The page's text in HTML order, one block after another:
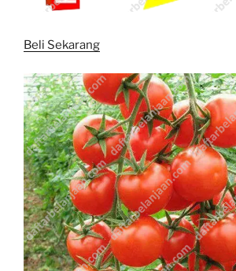
Beli Sekarang